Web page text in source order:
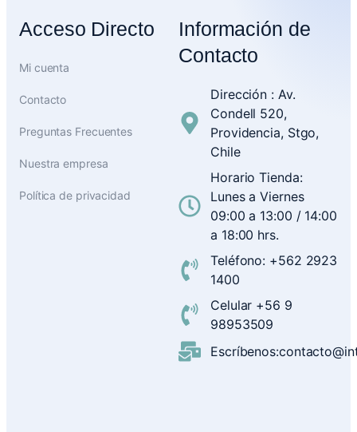
Acceso Directo
Mi cuenta
Contacto
Preguntas Frecuentes
Nuestra empresa
Política de privacidad
Información de
Contacto
Dirección : Av.
Condell 520,
Providencia, Stgo,
Chile
Horario Tienda:
Lunes a Viernes
09:00 a 13:00 / 14:00
a 18:00 hrs.
Teléfono: +562 2923
1400
Celular +56 9
98953509